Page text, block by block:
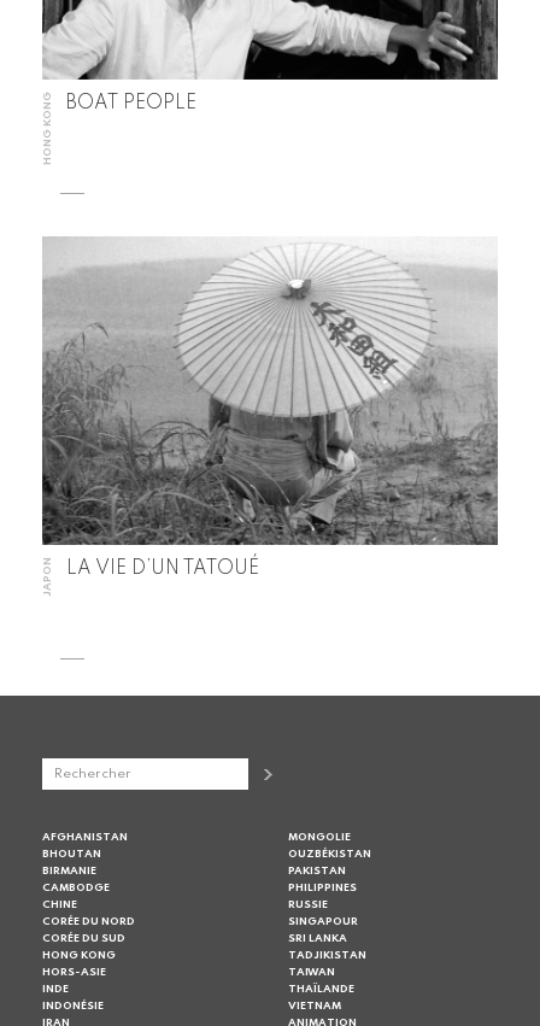
HONG KONG BOAT PEOPLE
JAPON LA VIE D’UN TATOUÉ
AFGHANISTAN
BHOUTAN
BIRMANIE
CAMBODGE
CHINE
CORÉE DU NORD
CORÉE DU SUD
HONG KONG
HORS-ASIE
INDE
INDONÉSIE
IRAN
MONGOLIE
OUZBÉKISTAN
PAKISTAN
PHILIPPINES
RUSSIE
SINGAPOUR
SRI LANKA
TADJIKISTAN
TAIWAN
THAÏLANDE
VIETNAM
ANIMATION